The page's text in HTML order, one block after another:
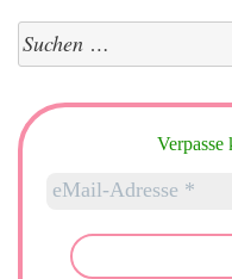
Suchen
nach: